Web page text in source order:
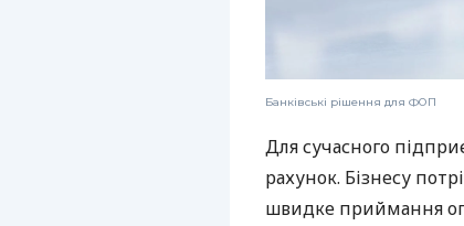
Банківські рішення для ФОП
Для сучасного
рахунок. Бізнесу
швидке приймання